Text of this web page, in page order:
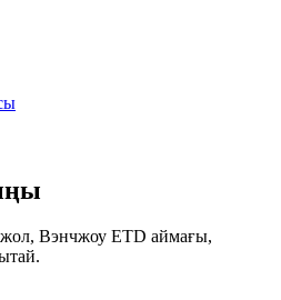
Вэнчжоу ETD аймағы,